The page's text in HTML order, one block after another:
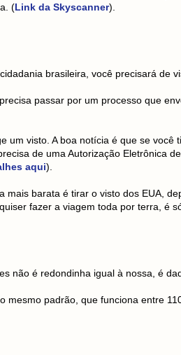
(Link da Skyscanner).
brasileira, você precisará de
passar por um processo que
um visto. A boa notícia é que se você
de uma Autorização Eletrônica
aqui).
mais barata é tirar o visto dos EUA,
fazer a viagem toda por terra, é
não é redondinha igual à nossa, é
mesmo padrão, que funciona entre